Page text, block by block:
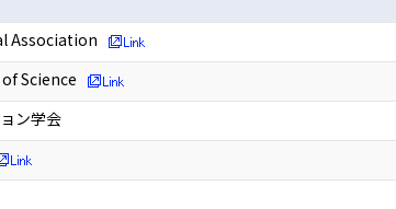
Association
Science
ン学会